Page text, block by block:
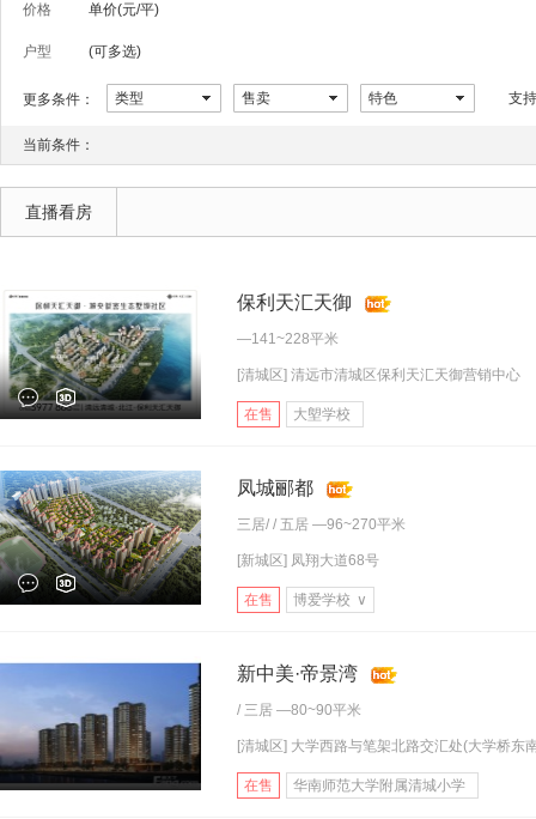
价格 单价(元/平)
户型 (可多选)
更多条件： 类型 售卖 特色 支
当前条件：
直播看房
保利天汇天御
—141~228平米
[清城区] 清远市清城区保利天汇天御营销中心
在售 大塱学校
凤城郦都
三居/ / 五居 —96~270平米
[新城区] 凤翔大道68号
在售 博爱学校 ∨
新中美·帝景湾
/ 三居 —80~90平米
[清城区] 大学西路与笔架北路交汇处(大学桥东
在售 华南师范大学附属清城小学